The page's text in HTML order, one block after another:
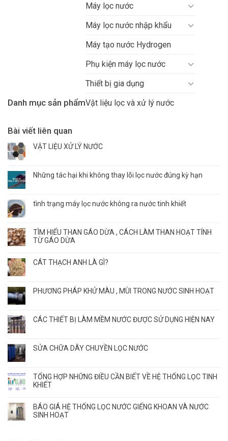
Danh mục sản phẩm
Máy lọc nước
Máy lọc nước nhập khẩu
Máy tạo nước Hydrogen
Phụ kiện máy lọc nước
Thiết bị gia dụng
Vật liệu lọc và xử lý nước
Bài viết liên quan
VẬT LIỆU XỬ LÝ NƯỚC
Những tác hại khi không thay lõi lọc nước đúng kỳ hạn
tình trạng máy lọc nước không ra nước tinh khiết
TÌM HIỂU THAN GÁO DỪA , CÁCH LÀM THAN HOẠT TÍNH
TỪ GÁO DỪA
CÁT THẠCH ANH LÀ GÌ?
PHƯƠNG PHÁP KHỬ MÀU , MÙI TRONG NƯỚC SINH HOẠT
CÁC THIẾT BỊ LÀM MỀM NƯỚC ĐƯỢC SỬ DỤNG HIỆN NAY
SỬA CHỮA DÂY CHUYỀN LỌC NƯỚC
TỔNG HỢP NHỮNG ĐIỀU CẦN BIẾT VỀ HỆ THỐNG LỌC TINH
KHIẾT
BÁO GIÁ HỆ THỐNG LỌC NƯỚC GIẾNG KHOAN VÀ NƯỚC
SINH HOẠT